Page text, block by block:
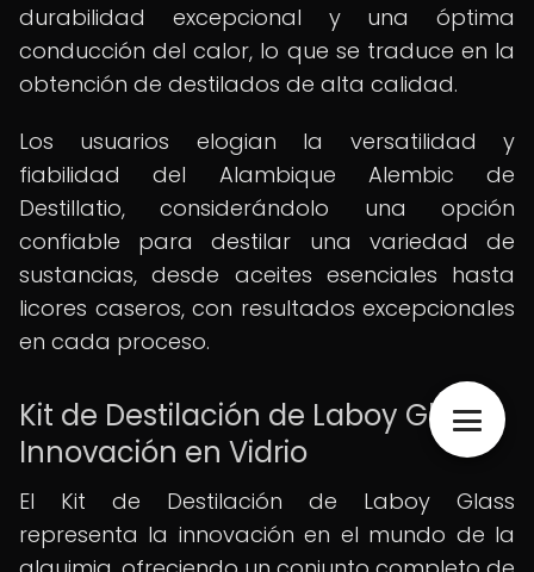
durabilidad excepcional y una óptima
conducción del calor, lo que se traduce en la
obtención de destilados de alta calidad.
Los usuarios elogian la versatilidad y
fiabilidad del Alambique Alembic de
Destillatio, considerándolo una opción
confiable para destilar una variedad de
sustancias, desde aceites esenciales hasta
licores caseros, con resultados excepcionales
en cada proceso.
Kit de Destilación de Laboy Glass:
Innovación en Vidrio
El Kit de Destilación de Laboy Glass
representa la innovación en el mundo de la